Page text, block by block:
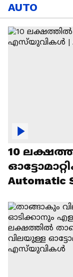
AUTO
10
Automatic